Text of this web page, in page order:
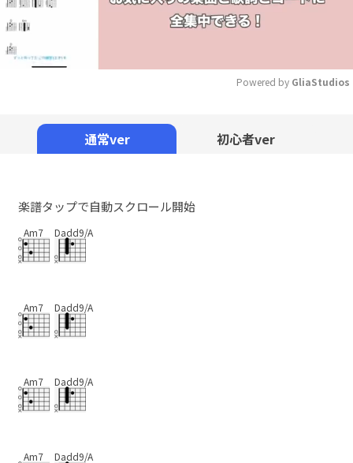
Powered by GliaStudios
通常ver 初心者ver
楽譜タップで自動スクロール開始
Am7 Dadd9/A
Am7 Dadd9/A
Am7 Dadd9/A
Am7 Dadd9/A